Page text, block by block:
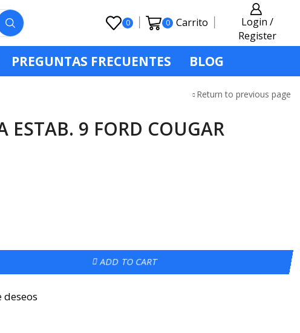
0 0 Carrito
Login /
Register
PREGUNTAS FRECUENTES BLOG
Return to previous page
ESTAB. 9 FORD COUGAR
ADD TO CART
deseos